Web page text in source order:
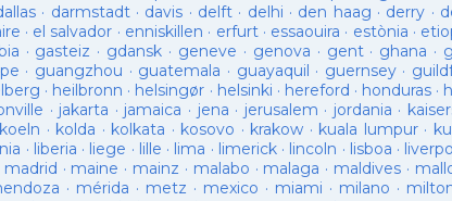
· darmstadt· davis · delft· delhi · den haag · derry ·
· el salvador · enniskillen · erfurt· essaouira · estònia ·
· gasteiz · gdansk · geneve · genova · gent· ghana ·
· guangzhou · guatemala · guayaquil · guernsey·
· heilbronn · helsingør · helsinki · hereford · honduras·
· jakarta · jamaica · jena · jerusalem · jordania ·
koeln · kolda · kolkata · kosovo · krakow · kuala lumpur·
· liberia · liege · lille · lima · limerick· lincoln · lisboa ·
madrid · maine · mainz · malabo · malaga · maldives ·
· mérida · metz · mexico · miami · milano ·